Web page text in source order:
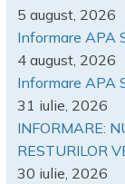
5 august, 2026
Informare APA
4 august, 2026
Informare APA
31 iulie, 2026
INFORMARE:
RESTURILOR
30 iulie, 2026